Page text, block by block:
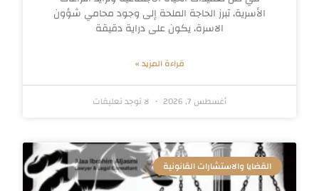
الأسرية، تبرز الحاجة الملحة إلى وجود محامي شؤون
الاسرة، يكون على دراية دقيقة
قراءة المزيد »
أغسطس 7, 2026 لا توجد تعليقات
القضايا والاستشارات القانونية